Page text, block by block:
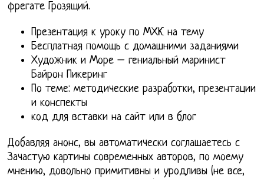
фрегате Грозящий.
Презентация к уроку по МХК на тему
Бесплатная помощь с домашними заданиями
Художник и Море – гениальный маринист
Байрон Пикеринг
По теме: методические разработки, презентации
и конспекты
код для вставки на сайт или в блог
Добавляя анонс, вы автоматически соглашаетесь с
Зачастую картины современных авторов, по моему
мнению, довольно примитивны и уродливы (не все,